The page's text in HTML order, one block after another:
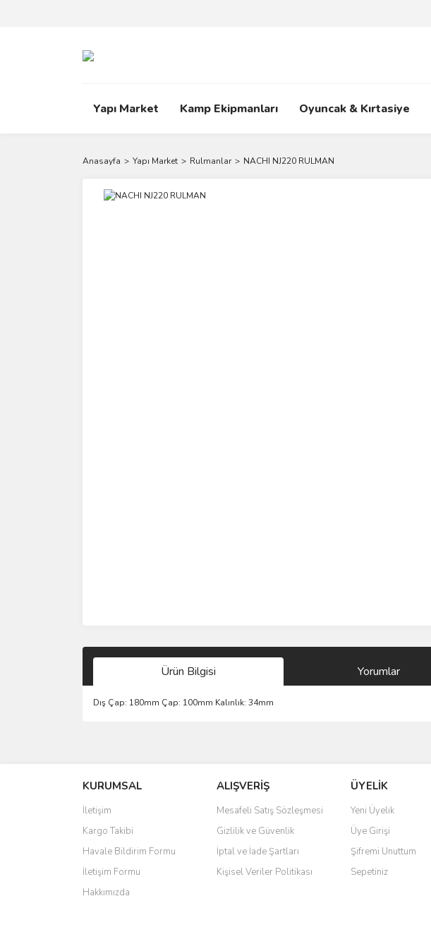
Yapı Market Kamp Ekipmanları Oyuncak & Kırtasiye
Anasayfa Yapı Market Rulmanlar NACHI NJ220 RULMAN
Ürün Bilgisi Yorumlar
Dış Çap: 180mm Çap: 100mm Kalınlık: 34mm
Ürün resmi kalitesiz, bozuk veya görüntülenemiyor.
Ürün açıklamasında eksik bilgiler bulunuyor.
Ürün bilgilerinde hatalar bulunuyor.
Ürün fiyatı diğer sitelerden daha pahalı.
Bu ürüne benzer farklı alternatifler olmalı.
KURUMSAL
İletişim
Kargo Takibi
Havale Bildirim Formu
İletişim Formu
Hakkımızda
ALIŞVERİŞ
Mesafeli Satış Sözleşmesi
Gizlilik ve Güvenlik
İptal ve İade Şartları
Kişisel Veriler Politikası
ÜYELİK
Yeni Üyelik
Üye Girişi
Şifremi Unuttum
Sepetiniz